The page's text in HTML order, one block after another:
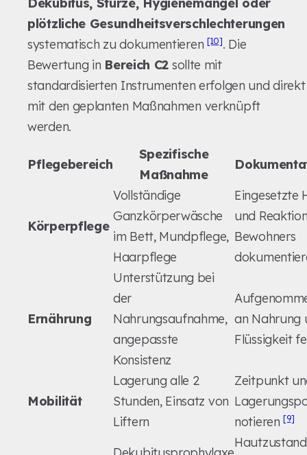
plötzliche Gesundheitsverschlechterungen
systematisch zu dokumentieren [10]. Die
Bewertung in Bereich C2 sollte mit
standardisierten Instrumenten erfolgen und direkt
mit den geplanten Maßnahmen verknüpft
werden.
Pflegebereich
Spezifische
Maßnahme
Körperpflege
Vollständige
Ganzkörperwäsche
im Bett, Mundpflege,
Haarpflege
Eingesetzte
und
Bewohners
Ernährung
Unterstützung bei
der
Nahrungsaufnahme,
angepasste
Konsistenz
an Nahrung
Flüssigkeit
Mobilität
Lagerung alle 2
Stunden, Einsatz von
Liftern
Zeitpunkt
notieren[9]